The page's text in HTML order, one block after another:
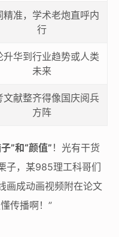
精准，学术老炮直呼内
行
升华到行业趋势或人类
未来
文献整齐得像国庆阅兵
方阵
”和“颜值”！光有干货
子，某985理工科哥们
画成动画视频附在论文
传播啊！”